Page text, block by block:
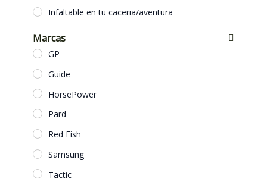
Infaltable en tu caceria/aventura
Marcas
GP
Guide
HorsePower
Pard
Red Fish
Samsung
Tactic